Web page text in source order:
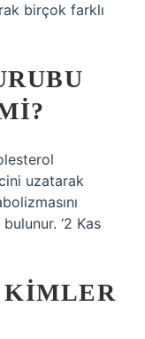
birçok farklı
uzatarak
‘2 Kas
KIMLER